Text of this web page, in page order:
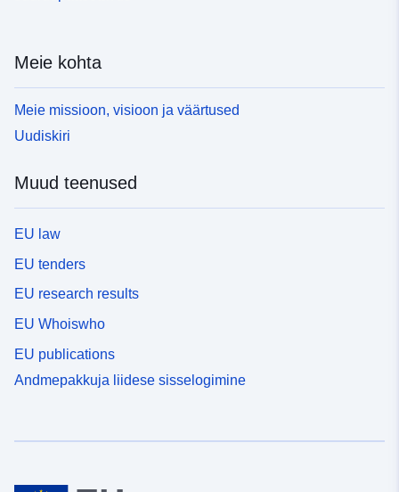
Meie kohta
Meie missioon, visioon ja väärtused
Uudiskiri
Muud teenused
EU law
EU tenders
EU research results
EU Whoiswho
EU publications
Andmepakkuja liidese sisselogimine